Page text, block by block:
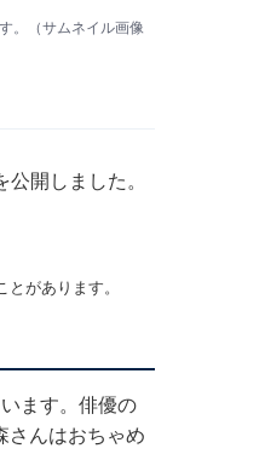
。（サムネイル画像
開しました。
があります。
ます。俳優の
さんはおちゃめ